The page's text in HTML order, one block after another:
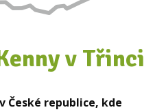
v Třinci
České republice, kde